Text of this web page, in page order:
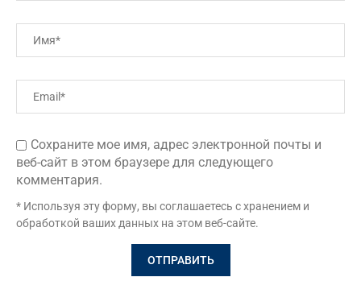
Сохраните мое имя, адрес электронной почты и
веб-сайт в этом браузере для следующего
комментария.
* Используя эту форму, вы соглашаетесь с хранением и
обработкой ваших данных на этом веб-сайте.